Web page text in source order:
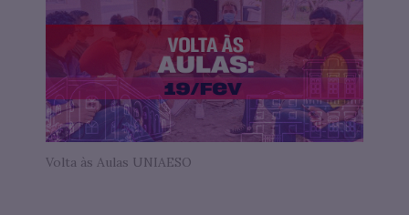
Volta às Aulas UNIAESO